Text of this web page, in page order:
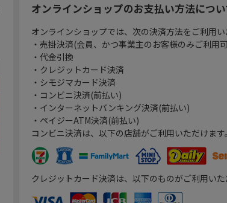
オンラインショップのお支払い方法につい
オンラインショップでは、次の決済方法をご利用い
・売掛決済(会員、かつ事業主のお客様のみご利用
・代金引換
・クレジットカード決済
・シモジマカード決済
・コンビニ決済(前払い)
・インターネットバンキング決済(前払い)
・ペイジーATM決済(前払い)
コンビニ決済は、以下の店舗がご利用いただけます。
クレジットカード決済は、以下のものがご利用いた